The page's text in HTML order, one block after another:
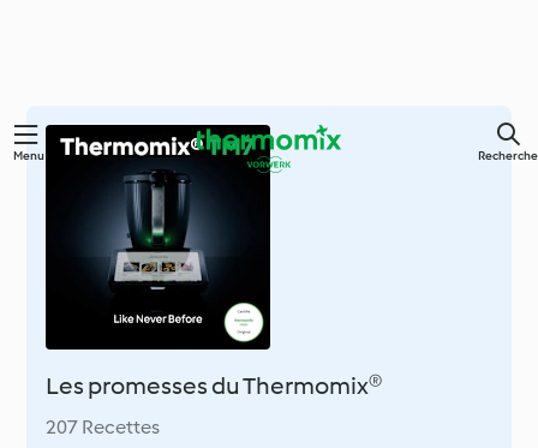
Skip
Menu Recherche
Les promesses du Thermomix®
207 Recettes